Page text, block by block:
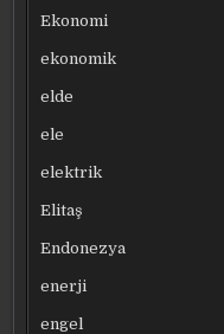
Ekonomi
ekonomik
elde
ele
elektrik
Elitaş
Endonezya
enerji
engel